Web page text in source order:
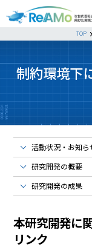
TOP
制約環境下
活動状況・お知ら
研究開発の概要
研究開発の成果
本研究開発に
リンク